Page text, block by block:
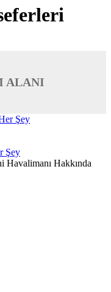
ALANI
Şey
Havalimanı Hakkında